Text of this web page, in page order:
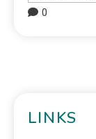
0
LINKS